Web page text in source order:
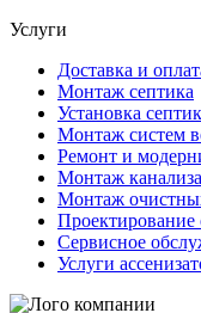
Услуги
Доставка и
Монтаж септика
Установка
Монтаж систем
Ремонт и
Монтаж
Монтаж
Сервисное
Услуги